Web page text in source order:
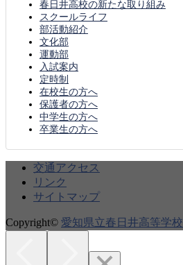
春日井高校の新たな取り組み
スクールライフ
部活動紹介
文化部
運動部
入試案内
定時制
在校生の方へ
保護者の方へ
中学生の方へ
卒業生の方へ
交通アクセス
リンク
サイトマップ
Copyright© 愛知県立春日井高等学校